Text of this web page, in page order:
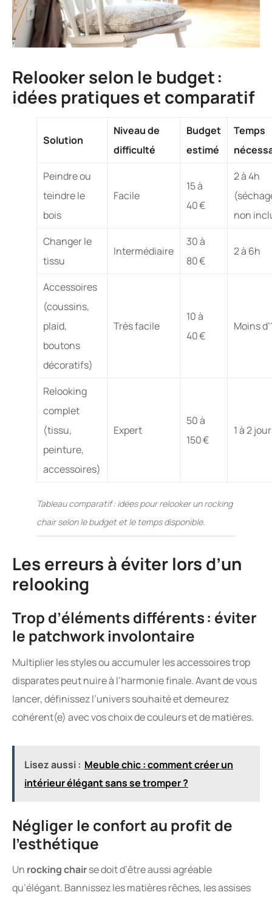
Relooker selon le budget :
idées pratiques et comparatif
Solution
Niveau de
difficulté
Budget
estimé
Temps
Peindre ou
teindre le
bois
Facile
15 à
40 €
2 à 4h
non
Changer le
tissu
Intermédiaire
30 à
80 €
2 à 6h
Accessoires
(coussins,
plaid,
boutons
décoratifs)
Très facile
10 à
40 €
Moins
Relooking
complet
(tissu,
peinture,
accessoires)
Expert
50 à
150 €
1 à 2
Tableau comparatif : idées pour relooker un rocking
chair selon le budget et le temps disponible.
Les erreurs à éviter lors d’un
relooking
Trop d’éléments différents : éviter
le patchwork involontaire
Multiplier les styles ou accumuler les accessoires trop
disparates peut nuire à l’harmonie finale. Avant de vous
lancer, définissez l’univers souhaité et demeurez
cohérent(e) avec vos choix de couleurs et de matières.
Lisez aussi : Meuble chic : comment créer un
intérieur élégant sans se tromper ?
Négliger le confort au profit de
l’esthétique
Un rocking chairse doit d’être aussi agréable
qu’élégant. Bannissez les matières rêches, les assises